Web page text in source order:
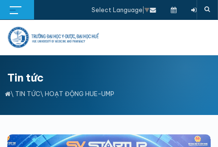
Select Language ▼
Tin tức
\ TIN TỨC\ HOẠT ĐỘNG HUE-UMP